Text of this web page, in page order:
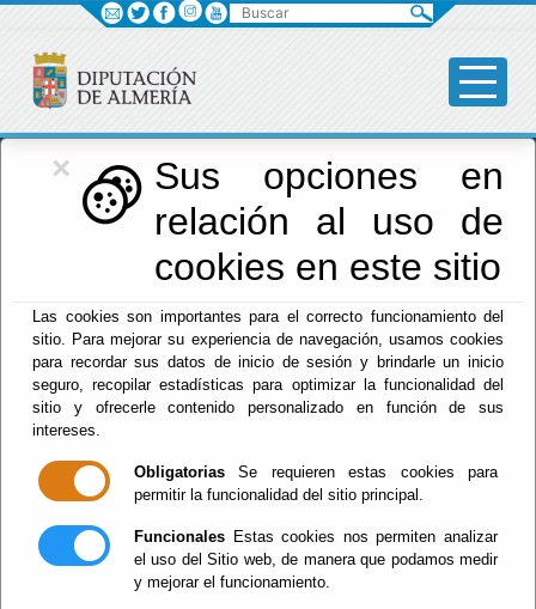
×
Sus opciones en
relación al uso de
cookies en este sitio
Las cookies son importantes para el correcto funcionamiento del
sitio. Para mejorar su experiencia de navegación, usamos cookies
para recordar sus datos de inicio de sesión y brindarle un inicio
seguro, recopilar estadísticas para optimizar la funcionalidad del
sitio y ofrecerle contenido personalizado en función de sus
intereses.
Obligatorias Se requieren estas cookies para
permitir la funcionalidad del sitio principal.
Funcionales Estas cookies nos permiten analizar
el uso del Sitio web, de manera que podamos medir
y mejorar el funcionamiento.
Diputación
Menú Diputación
Diputaciones TI - A4.- Información sobre normas e
instituciones provinciales
INDICADORES DE TRANSPARENCIA
Diputaciones TI
21. Ordenes del día de los Plenos Provinciales con
antelación a la celebración de las sesiones.
(SECRETARIA GENERAL)
específicas.
21.1 Se retransmiten los Plenos o se facilita la
grabación de los mismos.(SECRETARIA GENERAL)
Buscar